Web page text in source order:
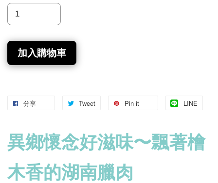
加入購物車
分享 Tweet Pin it LINE
異鄉懷念好滋味〜飄著檜
木香的湖南臘肉